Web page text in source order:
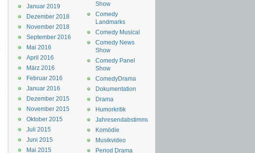
Show
Comedy
Landmarks
Comedy Musical
Comedy News
Show
Comedy Panel
Show
ComedyDrama
Dokumentation
Drama
Humorkritik
Jahresendabstimmung
Komödie
Musikvideo
Period Drama
Januar 2019
Dezember 2018
November 2018
September 2016
Mai 2016
April 2016
März 2016
Februar 2016
Januar 2016
Dezember 2015
November 2015
Oktober 2015
Juli 2015
Juni 2015
Mai 2015